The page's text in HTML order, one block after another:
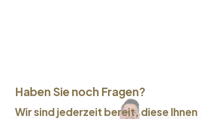
Haben Sie noch Fragen?
Wir sind jederzeit bereit, diese Ihnen